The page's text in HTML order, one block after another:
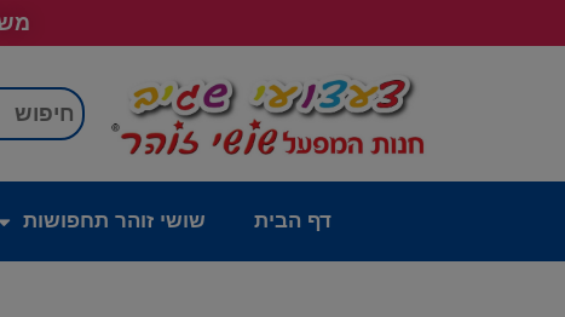
דף הבית שושי זוהר תחפושות